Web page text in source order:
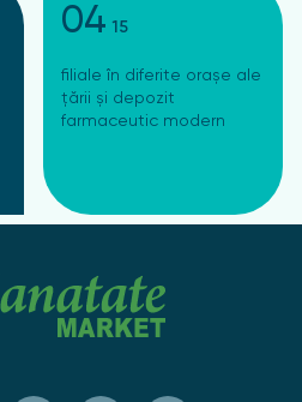
04 15
filiale în diferite orașe ale
țării și depozit
farmaceutic modern